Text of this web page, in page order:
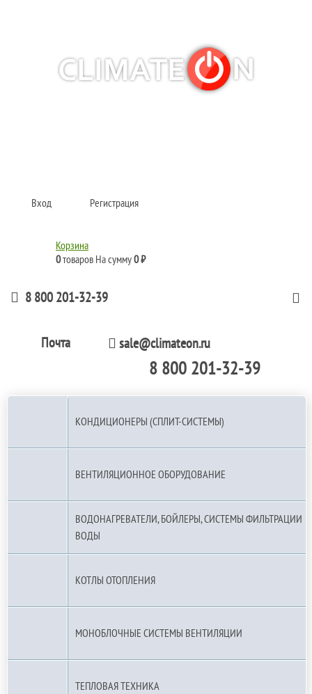
Вход Регистрация
Корзина
0товаров На сумму0 ₽
8 800 201-32-39
Почта sale@climateon.ru
8 800 201-32-39
КОНДИЦИОНЕРЫ (СПЛИТ-СИСТЕМЫ)
ВЕНТИЛЯЦИОННОЕ ОБОРУДОВАНИЕ
ВОДОНАГРЕВАТЕЛИ, БОЙЛЕРЫ, СИСТЕМЫ ФИЛЬТРАЦИИ
ВОДЫ
КОТЛЫ ОТОПЛЕНИЯ
МОНОБЛОЧНЫЕ СИСТЕМЫ ВЕНТИЛЯЦИИ
ТЕПЛОВАЯ ТЕХНИКА